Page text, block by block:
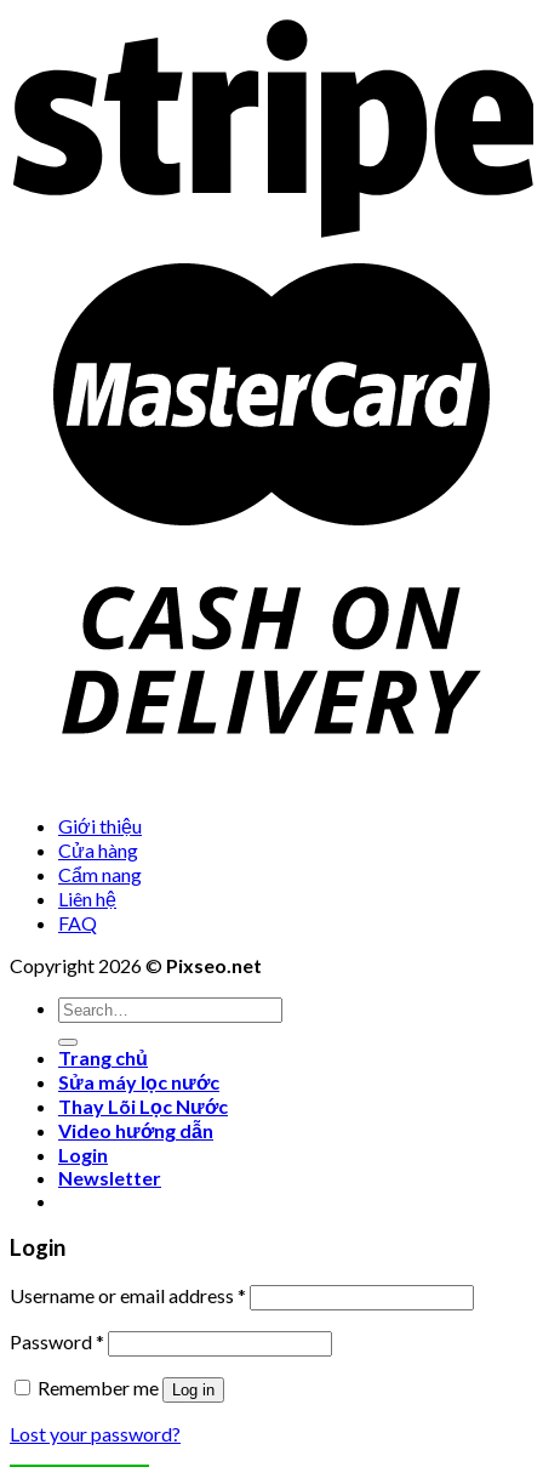
Giới thiệu
Cửa hàng
Cẩm nang
Liên hệ
FAQ
Copyright 2026 © Pixseo.net
Search
for:
Trang chủ
Sửa máy lọc nước
Thay Lõi Lọc Nước
Video hướng dẫn
Login
Newsletter
Login
Username or email address *
Password*
Remember me
Log in
Lost your password?